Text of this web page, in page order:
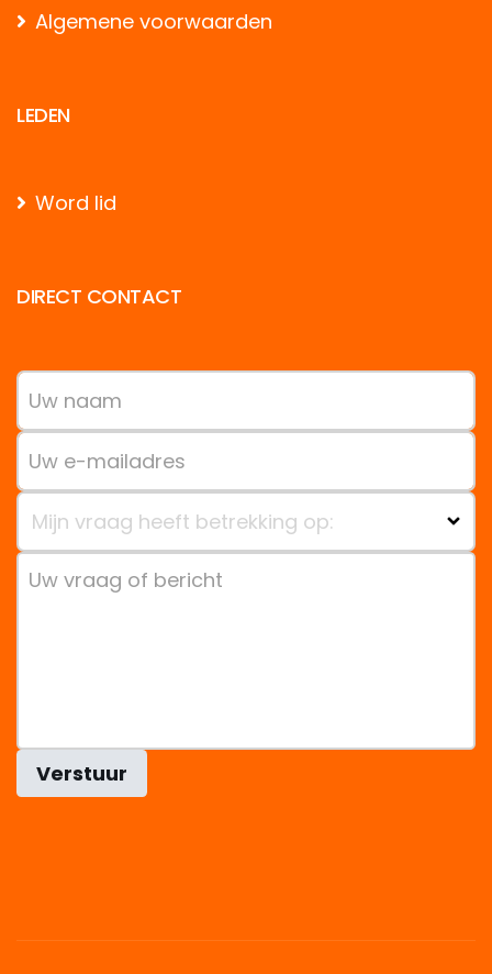
Algemene voorwaarden
LEDEN
Word lid
DIRECT CONTACT
Mijn vraag heeft betrekking op:
Verstuur